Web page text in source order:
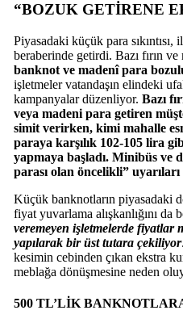
“BOZUK GETİRENE
Piyasadaki küçük para sıkıntısı,
beraberinde getirdi. Bazı fırın ve
banknot ve madenî para
işletmeler vatandaşın elindeki
kampanyalar düzenliyor. Bazı
veya madeni para getiren
simit verirken, kimi mahalle
paraya karşılık 102-105 lira
yapmaya başladı. Minibüs ve
parası olan öncelikli”
Küçük banknotların piyasadaki
fiyat yuvarlama alışkanlığını da
veremeyen işletmelerde fiyatlar
yapılarak bir üst tutara çekiliyor
kesimin cebinden çıkan ekstra
meblağa dönüşmesine neden
500 TL’LİK